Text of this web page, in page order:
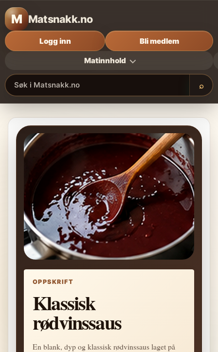
M Matsnakk.no
Matinnhold
Søk i Matsnakk.no ⌕
Logg inn Bli medlem
OPPSKRIFT
Klassisk
rødvinssaus
En blank, dyp og klassisk rødvinssaus laget på